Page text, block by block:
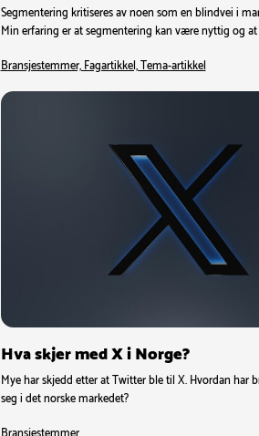
Segmentering kritiseres av noen som en blindvei i
Min erfaring er at segmentering kan være nyttig og
Bransjestemmer, Fagartikkel, Tema-artikkel
Hva skjer med X i Norge?
Mye har skjedd etter at Twitter ble til X. Hvordan har
seg i det norske markedet?
Bransjestemmer